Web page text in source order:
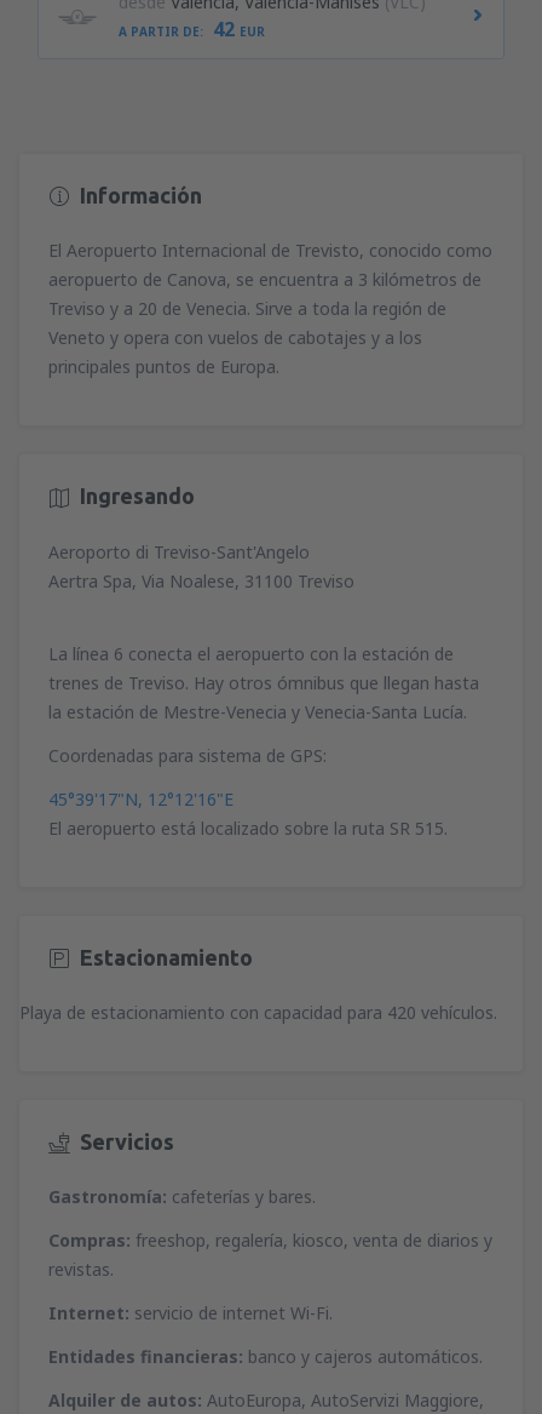
A PARTIR DE: 42 EUR
Información
El Aeropuerto Internacional de Trevisto, conocido como
aeropuerto de Canova, se encuentra a 3 kilómetros de
Treviso y a 20 de Venecia. Sirve a toda la región de
Veneto y opera con vuelos de cabotajes y a los
principales puntos de Europa.
Ingresando
Aeroporto di Treviso-Sant'Angelo
Aertra Spa, Via Noalese, 31100 Treviso
La línea 6 conecta el aeropuerto con la estación de
trenes de Treviso. Hay otros ómnibus que llegan hasta
la estación de Mestre-Venecia y Venecia-Santa Lucía.
Coordenadas para sistema de GPS:
45°39'17"N, 12°12'16"E
El aeropuerto está localizado sobre la ruta SR 515.
Estacionamiento
Playa de estacionamiento con capacidad para 420 vehículos.
Servicios
Gastronomía: cafeterías y bares.
Compras: freeshop, regalería, kiosco, venta de diarios y
revistas.
Internet: servicio de internet Wi-Fi.
Entidades financieras: banco y cajeros automáticos.
Alquiler de autos: AutoEuropa, AutoServizi Maggiore,